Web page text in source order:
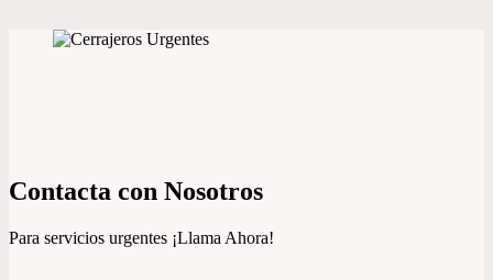
Contacta con Nosotros
Para servicios urgentes ¡Llama Ahora!